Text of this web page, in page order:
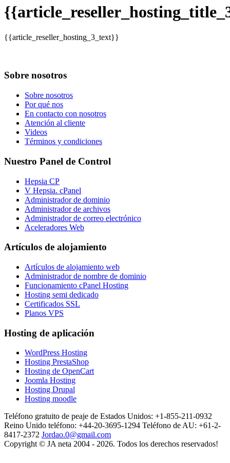
{{article_reseller_hosting_3_text}}
Sobre nosotros
Sobre nosotros
Por qué nos
En contacto con nosotros
Atención al cliente
Videos
Términos y condiciones
Nuestro Panel de Control
Hepsia CP
V Hepsia. cPanel
Administrador de dominio
Administrador de archivos
Administrador de correo electrónico
Aceleradores Web
Artículos de alojamiento
Artículos de alojamiento web
Administrador de nombre de dominio
Funcionamiento cPanel Hosting
Hosting semi dedicado
Certificados SSL
Planos VPS
Hosting de aplicación
WordPress Hosting
Hosting PrestaShop
Hosting de OpenCart
Joomla Hosting
Hosting Drupal
Hosting moodle
Teléfono gratuito de peaje de Estados Unidos: +1-855-211-0932
Reino Unido teléfono: +44-20-3695-1294 Teléfono de AU: +61-2-
8417-2372 Jordao.0@gmail.com
Copyright © JA neta 2004 - 2026. Todos los derechos reservados!